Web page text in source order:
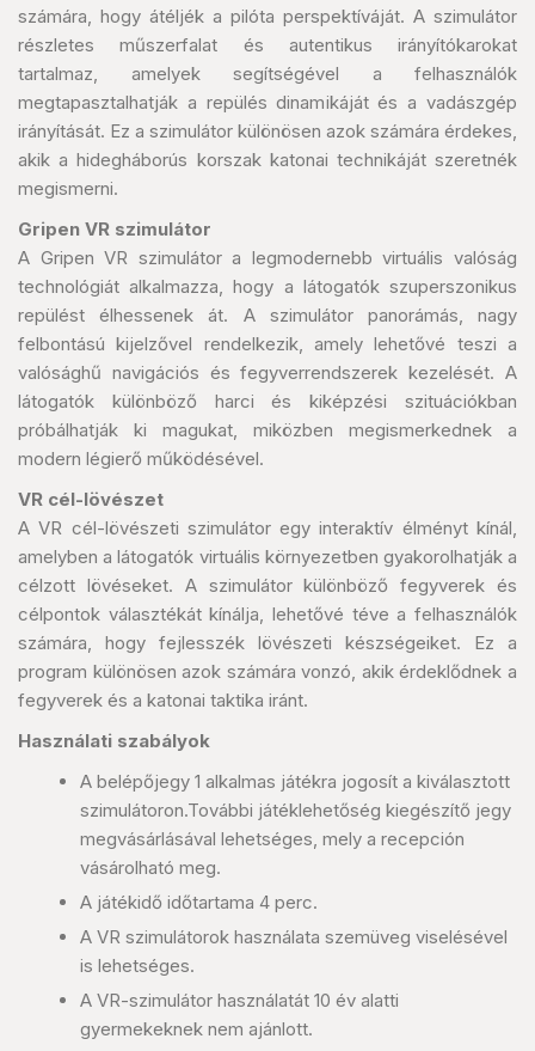
számára, hogy átéljék a pilóta perspektíváját. A szimulátor
részletes műszerfalat és autentikus irányítókarokat
tartalmaz, amelyek segítségével a felhasználók
megtapasztalhatják a repülés dinamikáját és a vadászgép
irányítását. Ez a szimulátor különösen azok számára érdekes,
akik a hidegháborús korszak katonai technikáját szeretnék
megismerni.
Gripen VR szimulátor
A Gripen VR szimulátor a legmodernebb virtuális valóság
technológiát alkalmazza, hogy a látogatók szuperszonikus
repülést élhessenek át. A szimulátor panorámás, nagy
felbontású kijelzővel rendelkezik, amely lehetővé teszi a
valósághű navigációs és fegyverrendszerek kezelését. A
látogatók különböző harci és kiképzési szituációkban
próbálhatják ki magukat, miközben megismerkednek a
modern légierő működésével.
VR cél-lövészet
A VR cél-lövészeti szimulátor egy interaktív élményt kínál,
amelyben a látogatók virtuális környezetben gyakorolhatják a
célzott lövéseket. A szimulátor különböző fegyverek és
célpontok választékát kínálja, lehetővé téve a felhasználók
számára, hogy fejlesszék lövészeti készségeiket. Ez a
program különösen azok számára vonzó, akik érdeklődnek a
fegyverek és a katonai taktika iránt.
Használati szabályok
A belépőjegy 1 alkalmas játékra jogosít a kiválasztott
szimulátoron.További játéklehetőség kiegészítő jegy
megvásárlásával lehetséges, mely a recepción
vásárolható meg.
A játékidő időtartama 4 perc.
A VR szimulátorok használata szemüveg viselésével
is lehetséges.
A VR-szimulátor használatát 10 év alatti
gyermekeknek nem ajánlott.